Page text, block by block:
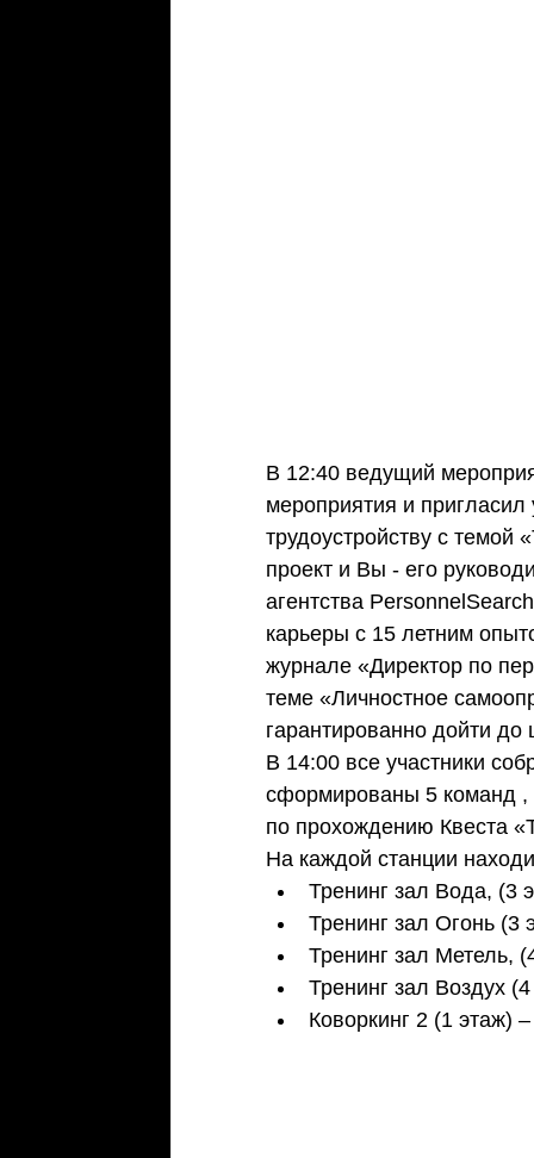
В 12:40 ведущий
мероприятия и
трудоустройству с
проект и Вы - его
агентства
карьеры с 15 летним
журнале «Директор по
теме «Личностное
гарантированно дойти
В 14:00 все участники
сформированы 5 команд ,
по прохождению Квеста
На каждой станции
Тренинг зал Вода,
Тренинг зал Огонь
Тренинг зал Метель,
Тренинг зал Воздух
Коворкинг 2 (1 этаж)